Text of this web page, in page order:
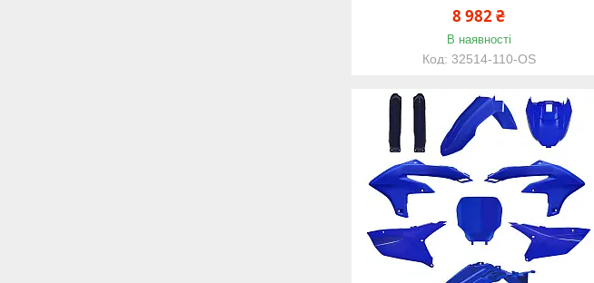
8 982 ₴
В наявності
32514-110-OS